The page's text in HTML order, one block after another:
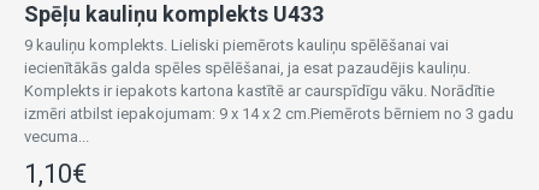
Spēļu kauliņu komplekts U433
9 kauliņu komplekts. Lieliski piemērots kauliņu spēlēšanai vai
iecienītākās galda spēles spēlēšanai, ja esat pazaudējis kauliņu.
Komplekts ir iepakots kartona kastītē ar caurspīdīgu vāku. Norādītie
izmēri atbilst iepakojumam: 9 x 14 x 2 cm.Piemērots bērniem no 3 gadu
vecuma...
1,10€